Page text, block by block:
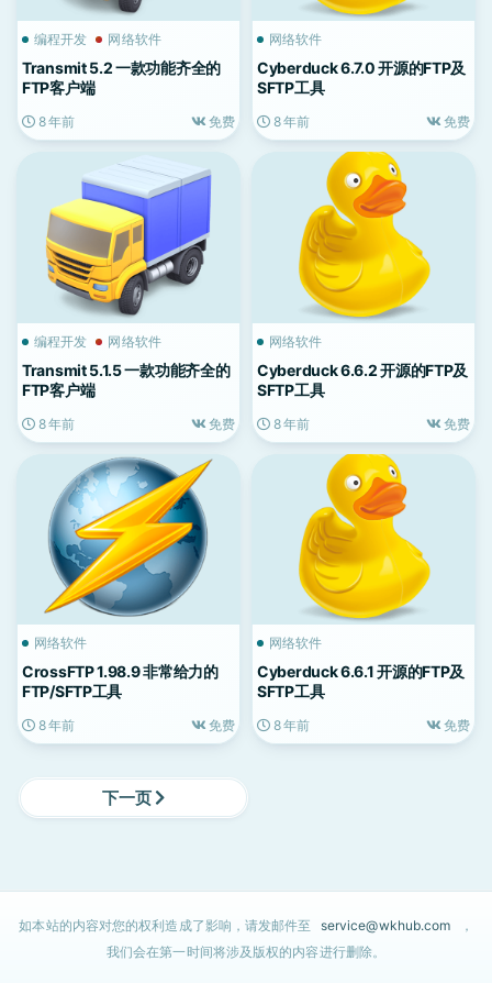
编程开发 网络软件
Transmit 5.2 一款功能齐全的
FTP客户端
8 年前 免费
网络软件
Cyberduck 6.7.0 开源的FTP及
SFTP工具
8 年前 免费
编程开发 网络软件
Transmit 5.1.5 一款功能齐全的
FTP客户端
8 年前 免费
网络软件
Cyberduck 6.6.2 开源的FTP及
SFTP工具
8 年前 免费
网络软件
CrossFTP 1.98.9 非常给力的
FTP/SFTP工具
8 年前 免费
网络软件
Cyberduck 6.6.1 开源的FTP及
SFTP工具
8 年前 免费
下一页
如本站的内容对您的权利造成了影响，请发邮件至 service@wkhub.com
，
我们会在第一时间将涉及版权的内容进行删除。